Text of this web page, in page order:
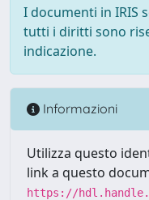
I documenti in IRIS
tutti i diritti sono
indicazione.
Informazioni
Utilizza questo
link a questo
https://